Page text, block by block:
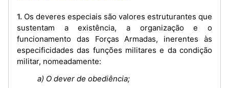
1. Os deveres especiais são valores estruturantes que
sustentam a existência, a organização e o
funcionamento das Forças Armadas, inerentes às
especificidades das funções militares e da condição
militar, nomeadamente:
a) O dever de obediência;